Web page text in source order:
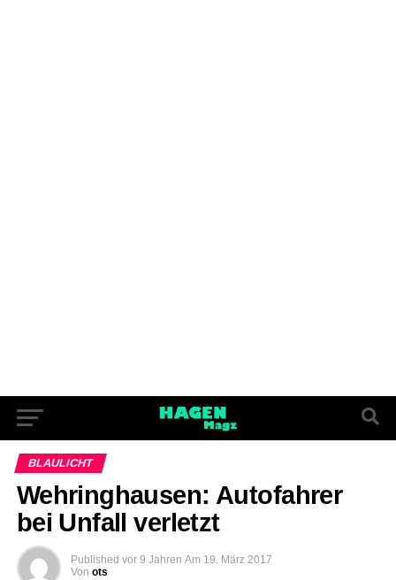
BLAULICHT
Wehringhausen: Autofahrer
bei Unfall verletzt
Published vor 9 Jahren Am 19. März 2017
Von ots